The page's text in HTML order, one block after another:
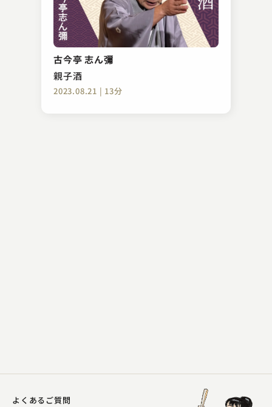
古今亭 志ん彌
親子酒
2023.08.21 | 13分
むかし家 今松
はなむけ
2023.02.10 | 16分
よくあるご質問